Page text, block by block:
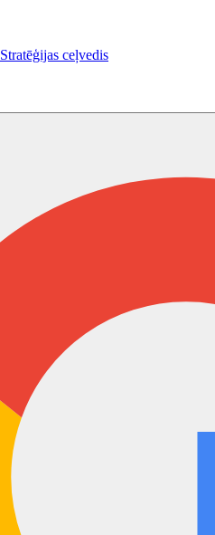
Stratēģijas ceļvedis